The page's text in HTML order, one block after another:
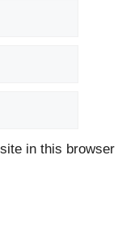
in this browser